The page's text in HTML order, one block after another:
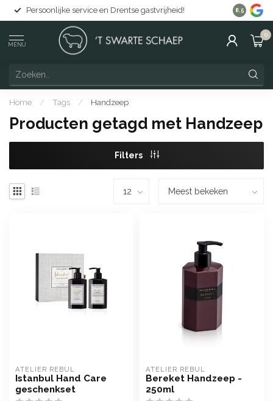
Persoonlijke service en Drentse gastvrijheid! Gratis
8.5
MENU
0
Home / Tags / Handzeep
Producten getagd met Handzeep
Filters
ATELIER REBUL
Istanbul Hand Care
geschenkset
ATELIER REBUL
Bereket Handzeep -
250ml